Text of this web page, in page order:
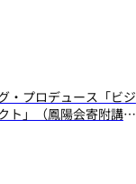
・プロデュース「ビジ
ト」（鳳陽会寄附講
!!